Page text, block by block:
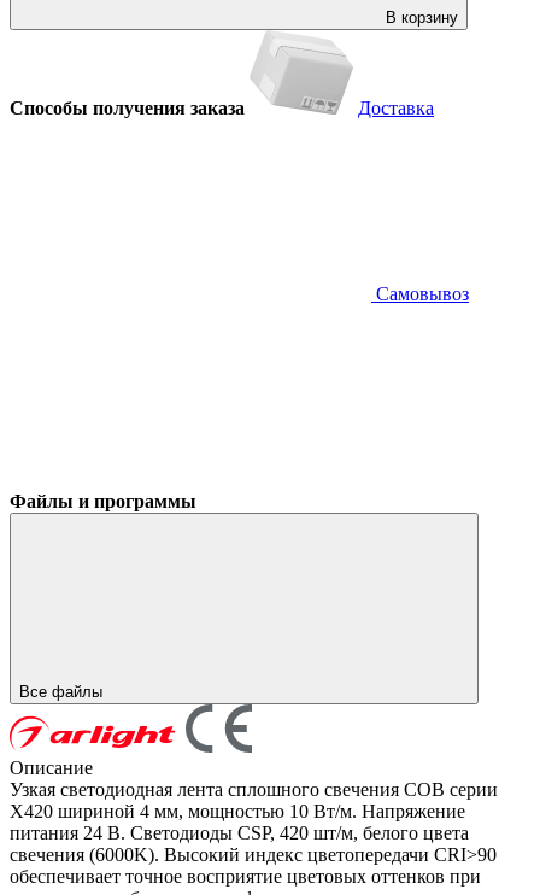
В корзину
Способы получения заказа Доставка
Самовывоз
Файлы и программы
Все файлы
Описание
Узкая светодиодная лента сплошного свечения COB серии
X420 шириной 4 мм, мощностью 10 Вт/м. Напряжение
питания 24 В. Светодиоды CSP, 420 шт/м, белого цвета
свечения (6000K). Высокий индекс цветопередачи CRI>90
обеспечивает точное восприятие цветовых оттенков при